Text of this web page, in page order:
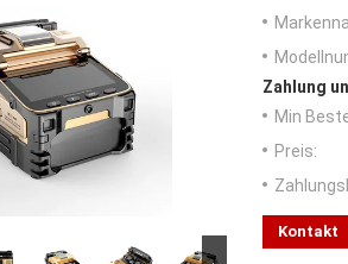
Zahlung
Min
Preis:
Kontakt